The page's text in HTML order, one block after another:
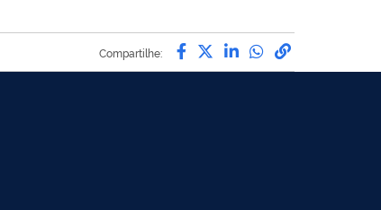
Compartilhe: Compartilhe por Facebook
Compartilhe por
Compartilhe por
Compartilhe
link para